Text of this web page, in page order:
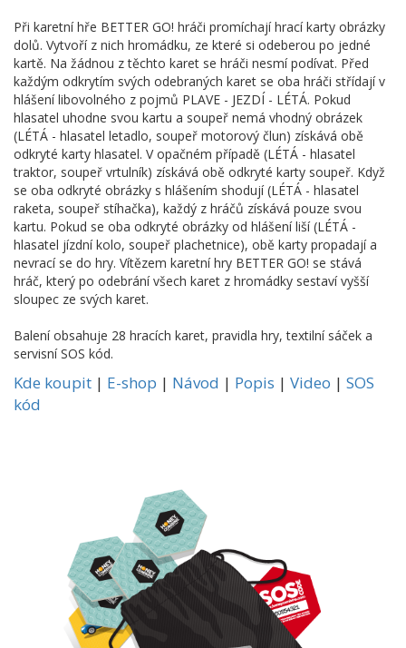
Při karetní hře BETTER GO! hráči promíchají hrací karty obrázky
dolů. Vytvoří z nich hromádku, ze které si odeberou po jedné
kartě. Na žádnou z těchto karet se hráči nesmí podívat. Před
každým odkrytím svých odebraných karet se oba hráči střídají v
hlášení libovolného z pojmů PLAVE - JEZDÍ - LÉTÁ. Pokud
hlasatel uhodne svou kartu a soupeř nemá vhodný obrázek
(LÉTÁ - hlasatel letadlo, soupeř motorový člun) získává obě
odkryté karty hlasatel. V opačném případě (LÉTÁ - hlasatel
traktor, soupeř vrtulník) získává obě odkryté karty soupeř. Když
se oba odkryté obrázky s hlášením shodují (LÉTÁ - hlasatel
raketa, soupeř stíhačka), každý z hráčů získává pouze svou
kartu. Pokud se oba odkryté obrázky od hlášení liší (LÉTÁ -
hlasatel jízdní kolo, soupeř plachetnice), obě karty propadají a
nevrací se do hry. Vítězem karetní hry BETTER GO! se stává
hráč, který po odebrání všech karet z hromádky sestaví vyšší
sloupec ze svých karet.
Balení obsahuje 28 hracích karet, pravidla hry, textilní sáček a
servisní SOS kód.
Kde koupit | E-shop | Návod | Popis | Video | SOS
kód